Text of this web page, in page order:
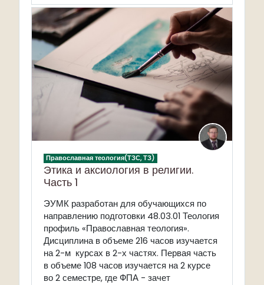
Православная теология(ТЗС, ТЗ)
Этика и аксиология в религии.
Часть 1
ЭУМК разработан для обучающихся по
направлению подготовки 48.03.01 Теология
профиль «Православная теология».
Дисциплина в объеме 216 часов изучается
на 2-м курсах в 2-х частях. Первая часть
в объеме 108 часов изучается на 2 курсе
во 2 семестре, где ФПА - зачет